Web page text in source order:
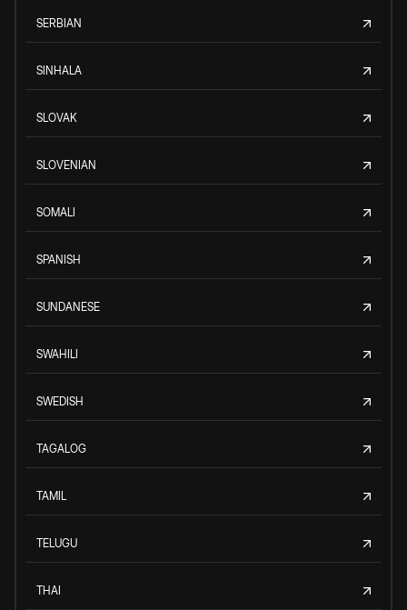
SERBIAN
SINHALA
SLOVAK
SLOVENIAN
SOMALI
SPANISH
SUNDANESE
SWAHILI
SWEDISH
TAGALOG
TAMIL
TELUGU
THAI